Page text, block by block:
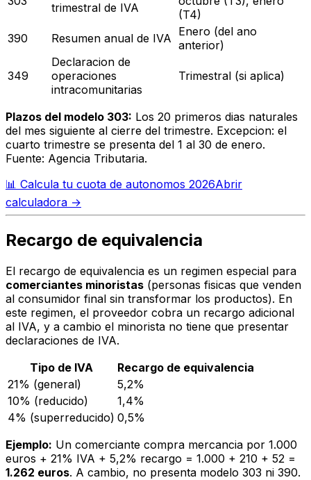
trimestral de IVA
(T4)
390
Resumen anual de IVA Enero (del ano
anterior)
349
Declaracion de
operaciones
intracomunitarias
Trimestral (si aplica)
Plazos del modelo 303: Los 20 primeros dias naturales
del mes siguiente al cierre del trimestre. Excepcion: el
cuarto trimestre se presenta del 1 al 30 de enero.
Fuente: Agencia Tributaria.
📊 Calcula tu cuota de autonomos 2026Abrir
calculadora →
Recargo de equivalencia
El recargo de equivalencia es un regimen especial para
comerciantes minoristas (personas fisicas que venden
al consumidor final sin transformar los productos). En
este regimen, el proveedor cobra un recargo adicional
al IVA, y a cambio el minorista no tiene que presentar
declaraciones de IVA.
Tipo de IVA
Recargo de equivalencia
21% (general)
5,2%
10% (reducido)
1,4%
4% (superreducido) 0,5%
Ejemplo: Un comerciante compra mercancia por 1.000
euros + 21% IVA + 5,2% recargo = 1.000 + 210 + 52 =
1.262 euros. A cambio, no presenta modelo 303 ni 390.